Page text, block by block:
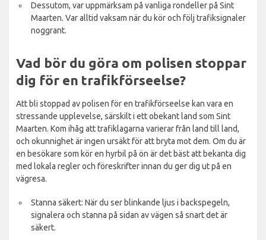
Dessutom, var uppmärksam på vanliga rondeller på Sint
Maarten. Var alltid vaksam när du kör och följ trafiksignaler
noggrant.
Vad bör du göra om polisen stoppar
dig för en trafikförseelse?
Att bli stoppad av polisen för en trafikförseelse kan vara en
stressande upplevelse, särskilt i ett obekant land som Sint
Maarten. Kom ihåg att trafiklagarna varierar från land till land,
och okunnighet är ingen ursäkt för att bryta mot dem. Om du är
en besökare som kör en hyrbil på ön är det bäst att bekanta dig
med lokala regler och föreskrifter innan du ger dig ut på en
vägresa.
Stanna säkert: När du ser blinkande ljus i backspegeln,
signalera och stanna på sidan av vägen så snart det är
säkert.